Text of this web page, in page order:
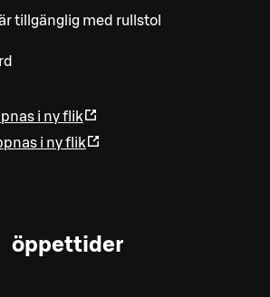
tillgänglig med rullstol
i ny flik
i ny flik
öppettider